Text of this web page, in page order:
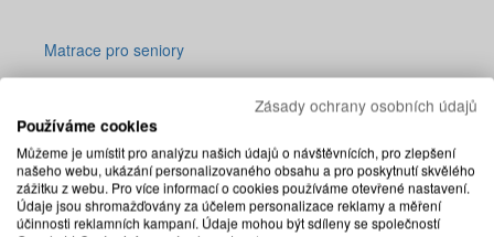
Matrace pro seniory
Zásady ochrany osobních údajů
Používáme cookies
Můžeme je umístit pro analýzu našich údajů o návštěvnících, pro zlepšení
našeho webu, ukázání personalizovaného obsahu a pro poskytnutí skvělého
zážitku z webu. Pro více informací o cookies používáme otevřené nastavení.
Údaje jsou shromažďovány za účelem personalizace reklamy a měření
účinnosti reklamních kampaní. Údaje mohou být sdíleny se společností